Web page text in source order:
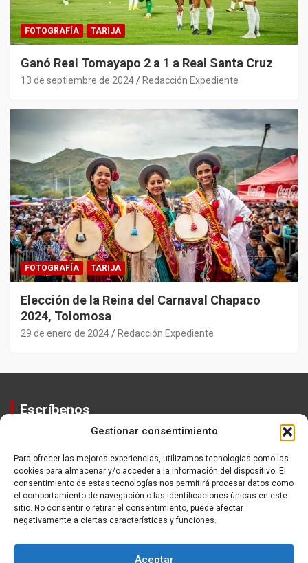
Gestionar consentimiento
Para ofrecer las mejores experiencias, utilizamos tecnologías como las
cookies para almacenar y/o acceder a la información del dispositivo. El
consentimiento de estas tecnologías nos permitirá procesar datos como
el comportamiento de navegación o las identificaciones únicas en este
sitio. No consentir o retirar el consentimiento, puede afectar
negativamente a ciertas características y funciones.
Aceptar
FOTOGRAFÍA TARIJA
Ganó Real Tomayapo 2 a 1 a Real Santa Cruz
13 de septiembre de 2024 Redacción Expediente
FOTOGRAFÍA TARIJA
Elección de la Reina del Carnaval Chapaco
2024, Tolomosa
29 de enero de 2024 Redacción Expediente
Escríbenos
Equipo
Política de Privacidad